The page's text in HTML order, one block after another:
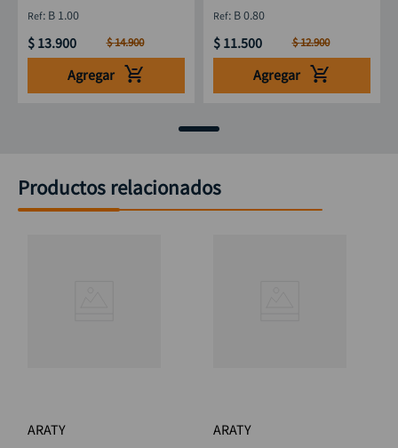
: B 1.00
$ 13.900 $14.900
Agregar
: B 0.80
$ 11.500 $12.900
Agregar
Productos relacionados
ARATY ARATY